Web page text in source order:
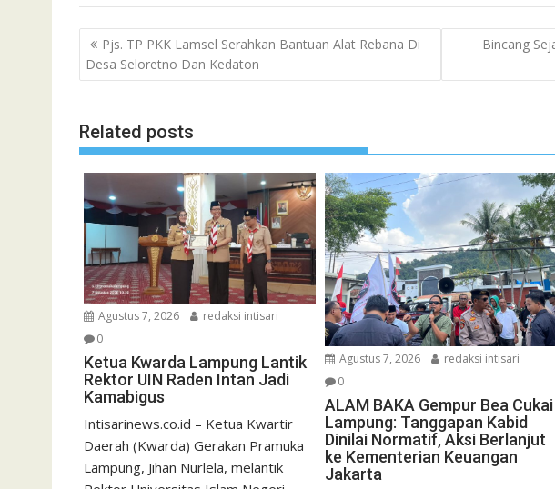
Navigasi
pos
Pjs. TP PKK Lamsel Serahkan Bantuan Alat Rebana Di
Desa Seloretno Dan Kedaton
Bincang
Related posts
Agustus 7, 2026
redaksi intisari
0
Ketua Kwarda Lampung Lantik
Rektor UIN Raden Intan Jadi
Kamabigus
Intisarinews.co.id – Ketua Kwartir
Daerah (Kwarda) Gerakan Pramuka
Lampung, Jihan Nurlela, melantik
Agustus 7, 2026
redaksi intisari
0
ALAM BAKA Gempur Bea Cukai
Lampung: Tanggapan Kabid
Dinilai Normatif, Aksi Berlanjut
ke Kementerian Keuangan
Jakarta